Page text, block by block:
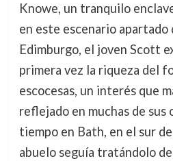
Knowe, un tranquilo
en este escenario apartado
Edimburgo, el joven Scott
primera vez la riqueza del
escocesas, un interés que
reflejado en muchas de sus
tiempo en Bath, en el sur
abuelo seguía tratándolo